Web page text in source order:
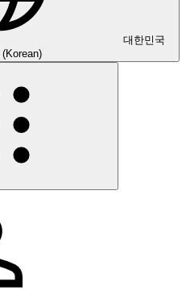
대한민국
(Korean)